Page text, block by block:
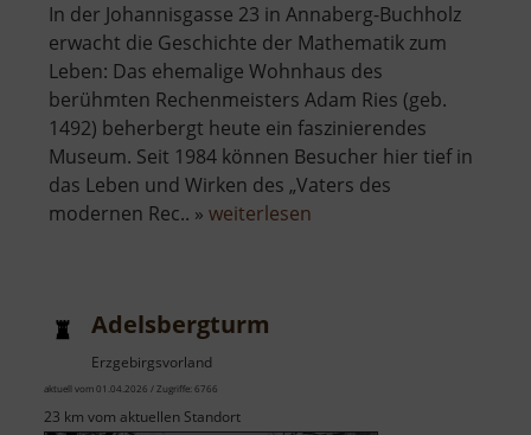
In der Johannisgasse 23 in Annaberg-Buchholz
erwacht die Geschichte der Mathematik zum
Leben: Das ehemalige Wohnhaus des
berühmten Rechenmeisters Adam Ries (geb.
1492) beherbergt heute ein faszinierendes
Museum. Seit 1984 können Besucher hier tief in
das Leben und Wirken des „Vaters des
modernen Rec.. » weiterlesen
Adelsbergturm
Erzgebirgsvorland
aktuell vom 01.04.2026 / Zugriffe: 6766
23 km vom aktuellen Standort